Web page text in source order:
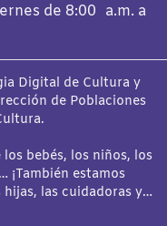
de 8:00 a.m. a
Digital de Cultura y
de Poblaciones
los bebés, los niños, los
¡También estamos
hijas, las cuidadoras y…